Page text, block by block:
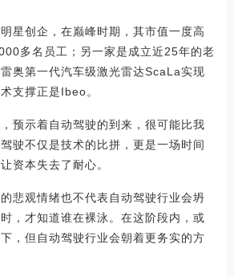
创企，在巅峰时期，其市值一度高
多名员工；另一家是成立近25年的老
奥第一代汽车级激光雷达ScaLa实现
支撑正是Ibeo。
示着自动驾驶的到来，很可能比我
驶不仅是技术的比拼，更是一场时间
资本失去了耐心。
观情绪也不代表自动驾驶行业会坍
，才知道谁在裸泳。在这阶段内，或
，但自动驾驶行业会朝着更务实的方